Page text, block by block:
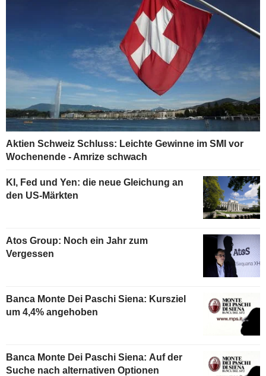
Aktien Schweiz Schluss: Leichte Gewinne im SMI vor
Wochenende - Amrize schwach
KI, Fed und Yen: die neue Gleichung an
den US-Märkten
Atos Group: Noch ein Jahr zum
Vergessen
Banca Monte Dei Paschi Siena: Kursziel
um 4,4% angehoben
Banca Monte Dei Paschi Siena: Auf der
Suche nach alternativen Optionen